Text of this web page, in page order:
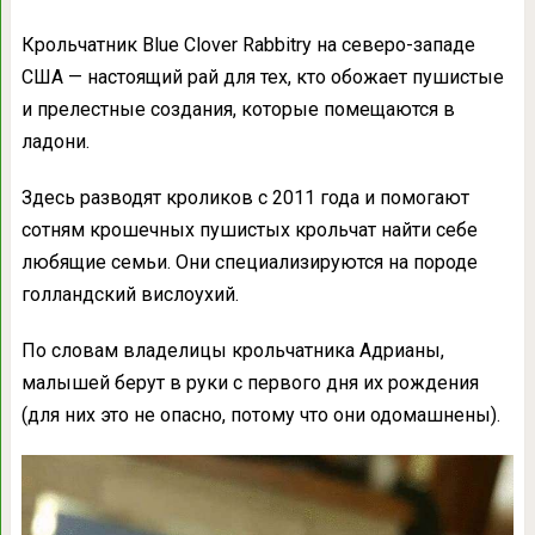
Крольчатник Blue Clover Rabbitry на северо-западе
США — настоящий рай для тех, кто обожает пушистые
и прелестные создания, которые помещаются в
ладони.
Здесь разводят кроликов с 2011 года и помогают
сотням крошечных пушистых крольчат найти себе
любящие семьи. Они специализируются на породе
голландский вислоухий.
По словам владелицы крольчатника Адрианы,
малышей берут в руки с первого дня их рождения
(для них это не опасно, потому что они одомашнены).